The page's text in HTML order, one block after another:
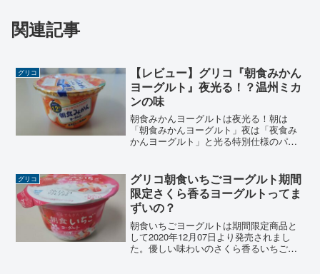
関連記事
グリコ
【レビュー】グリコ『朝食みかん
ヨーグルト』夜光る！？温州ミカ
ンの味
朝食みかんヨーグルトは夜光る！朝は
「朝食みかんヨーグルト」夜は「夜食み
かんヨーグルト」と光る特別仕様のパッ
でも堂々食べられるように遊び心あるヨ
ーグルトです。
グリコ
グリコ朝食いちごヨーグルト期間
限定さくら香るヨーグルトってま
ずいの？
朝食いちごヨーグルトは期間限定商品と
して2020年12月07日より発売されまし
た。優しい味わいのさくら香るいちごの